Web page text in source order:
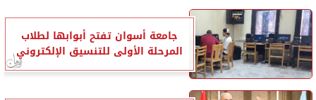
جامعة أسوان تفتح أبوابها لطلاب
المرحلة الأولى للتنسيق الإلكتروني